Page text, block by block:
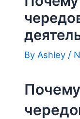
By Ashley /